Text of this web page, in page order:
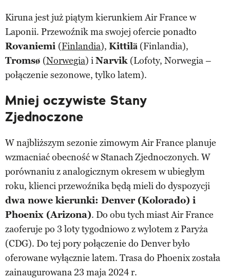
Kiruna jest już piątym kierunkiem Air France w
Laponii. Przewoźnik ma swojej ofercie ponadto
Rovaniemi (Finlandia), Kittilä (Finlandia),
Tromsø (Norwegia) iNarvik (Lofoty, Norwegia –
połączenie sezonowe, tylko latem).
Mniej oczywiste Stany
Zjednoczone
W najbliższym sezonie zimowym Air France planuje
wzmacniać obecność w Stanach Zjednoczonych. W
porównaniu z analogicznym okresem w ubiegłym
roku, klienci przewoźnika będą mieli do dyspozycji
dwa nowe kierunki: Denver (Kolorado) i
Phoenix (Arizona). Do obu tych miast Air France
zaoferuje po 3 loty tygodniowo z wylotem z Paryża
(CDG). Do tej pory połączenie do Denver było
oferowane wyłącznie latem. Trasa do Phoenix została
zainaugurowana 23 maja 2024 r.